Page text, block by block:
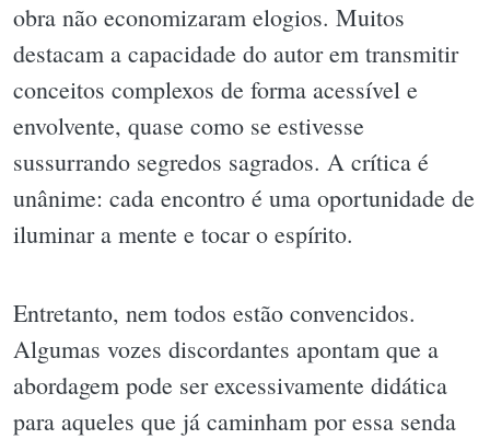
obra não economizaram elogios. Muitos
destacam a capacidade do autor em transmitir
conceitos complexos de forma acessível e
envolvente, quase como se estivesse
sussurrando segredos sagrados. A crítica é
unânime: cada encontro é uma oportunidade de
iluminar a mente e tocar o espírito.
Entretanto, nem todos estão convencidos.
Algumas vozes discordantes apontam que a
abordagem pode ser excessivamente didática
para aqueles que já caminham por essa senda